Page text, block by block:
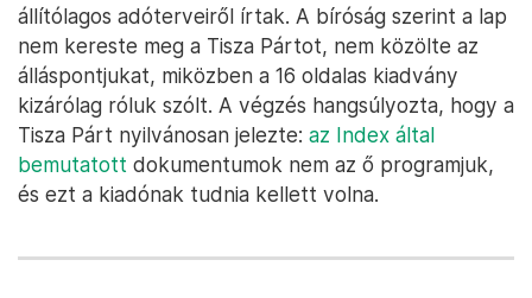
állítólagos adóterveiről írtak. A bíróság szerint a lap
nem kereste meg a Tisza Pártot, nem közölte az
álláspontjukat, miközben a 16 oldalas kiadvány
kizárólag róluk szólt. A végzés hangsúlyozta, hogy a
Tisza Párt nyilvánosan jelezte: az Index által
bemutatott dokumentumok nem az ő programjuk,
és ezt a kiadónak tudnia kellett volna.